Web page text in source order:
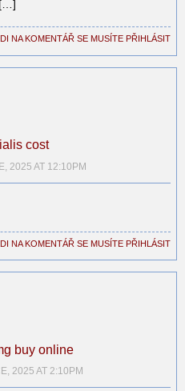
NA KOMENTÁŘ SE MUSÍTE PŘIHLÁSIT
cost
2025 AT 12:10PM
NA KOMENTÁŘ SE MUSÍTE PŘIHLÁSIT
buy online
2025 AT 2:10PM